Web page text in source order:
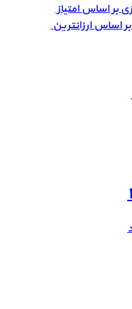
بر اساس امتیاز
اساس ارزانترین